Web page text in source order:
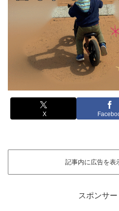
X
記事内に広告を表
スポンサー